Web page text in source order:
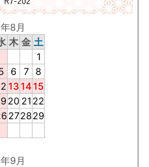
8月
木 金 土
1
6 7
8
13 14 15
20 21 22
272829
9月